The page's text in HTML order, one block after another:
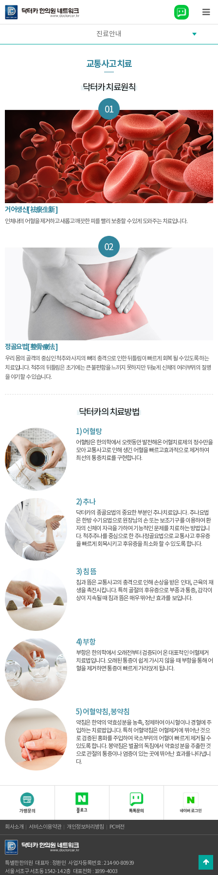
진료안내
교통사고 치료
닥터카 치료원칙
거어생신[ 祛瘀生新 ]
인체내의 어혈을 제거하고 새롭고 깨끗한 피를 빨리 보충할 수 있게 도와주는 치료입니다.
정골요법[ 整骨療法 ]
우리 몸의 골격의 중심인 척추와 사지의 뼈의 충격으로 인한 뒤틀림이 빠르게 회복 될 수 있도록 하는
치료입니다. 척추의 뒤틀림은 초기에는 큰 불편함을 느끼지 못하지만 뒤늦게 신체의 여러부위의 질병
을 야기할 수 있습니다.
닥터카의 치료방법
1) 어혈탕
어혈탕은 한의학에서 오랫동안 발전해온 어혈치료제의 정수만을
모아 교통사고로 인해 생긴 어혈을 빠르고효과적으로 제거하여
최선의 통증치료를 구현합니다.
2) 추나
닥터카의 종골요법의 중요한 부분인 추나치료입니다. 추나요법
은 한방 수기요법으로 원장님의 손 또는 보조기구를 이용하여 환
자의 신체이 자극을 가하여 기능적인 문제를 치료하는 방법입니
다. 척추추나를 중심으로 한 추나정골요법으로 교통사고 후유증
을 빠르게 회복시키고 후유증을 최소화 할 수 있도록 합니다.
3) 침 뜸
침과 뜸은 교통사고의 충격으로 인해 손상을 받은 인대, 근육의 재
생을 촉진시킵니다. 특히 골절의 후유증으로 부종과 통증, 감각이
상이 지속될 때 침과 뜸은 매우 뛰어난 효과를 보입니다.
4) 부항
부항은 한의학에서 오래전부터 검증되어 온 대표적인 어혈제거
치료법입니다. 오래된 통증이 쉽게 가시지 않을 때 부항을 통해 어
혈을 제거하면 통증이 빠르게 가라앉게 됩니다.
5) 어혈약침, 봉약침
약침은 한약의 약효성분을 농축, 정제하여 아시혈이나 경혈에 주
입하는 치료법입니다. 특히 어혈약침은 어혈제거에 뛰어난 것으
로 검증된 홍화를 주입하여 국소부위의 어혈이 빠르게 제거될 수
있도록 합니다. 봉약침은 벌꿀의 독침에서 약효성분을 추출한 것
으로 관절의 통증이나 염증이 있는 곳에 뛰어난 효과를 나타냅니
다.
회사소개 서비스이용약관 개인정보처리방침 PC버전
특별한한의원 대표자 : 정환민 사업자등록번호 : 214-90-80939
서울 서초구 서초동 1542-14 2층 대표전화 : 1899-4003